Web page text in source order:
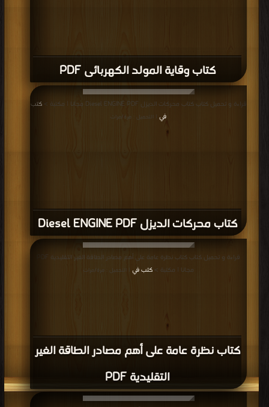
كتاب وقاية المولد الكهربائى PDF
كتاب محركات الديزل Diesel ENGINE PDF
قراءة و تحميل كتاب كتاب محركات الديزل Diesel ENGINE PDF مجانا | مكتبة >
كتب
في
| التحميل : مرة/مرات
كتاب نظرة عامة على أهم مصادر الطاقة الغير
التقليدية PDF
مجانا | مكتبة >كتب في | التحميل : مرة/مرات